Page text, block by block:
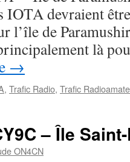
IOTA devraient
l’île de
là
→
, Trafic Radio, Trafic
– Île
ON4CN